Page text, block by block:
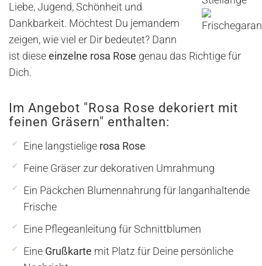
Liebe, Jugend, Schönheit und
Dankbarkeit. Möchtest Du jemandem
zeigen, wie viel er Dir bedeutet? Dann
ist dieseeinzelne rosa Rose genau das Richtige für
Dich.
Im Angebot "Rosa Rose dekoriert mit
feinen Gräsern" enthalten:
Eine langstielige rosa Rose
Feine Gräser zur dekorativen Umrahmung
Ein Päckchen Blumennahrung für langanhaltende
Frische
Eine Pflegeanleitung für Schnittblumen
Eine Grußkarte mit Platz für Deine persönliche